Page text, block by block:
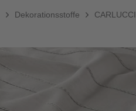
Dekorationsstoffe